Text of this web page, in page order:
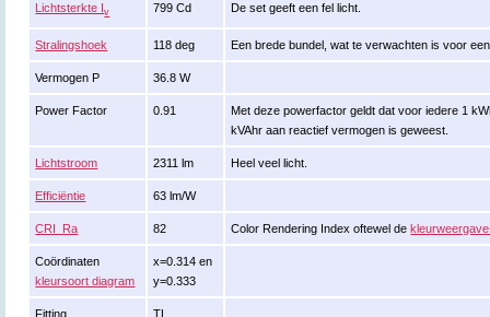
Lichtsterkte Iv 799 Cd De set geeft een fel licht.
Stralingshoek 118 deg Een brede bundel, wat te verwachten is voor
Vermogen P 36.8 W
Power Factor 0.91
Met deze powerfactor geldt dat voor iedere 1
kVAhr aan reactief vermogen is geweest.
Lichtstroom 2311 lm Heel veel licht.
Efficiëntie 63 lm/W
CRI_Ra 82 Color Rendering Index oftewel de
Coördinaten
kleursoort diagram
x=0.314 en
y=0.333
Fitting TL